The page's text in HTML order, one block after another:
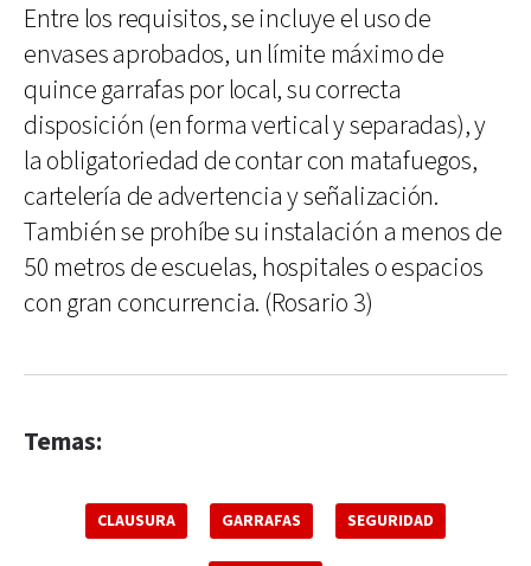
Entre los requisitos, se incluye el uso de
envases aprobados, un límite máximo de
quince garrafas por local, su correcta
disposición (en forma vertical y separadas), y
la obligatoriedad de contar con matafuegos,
cartelería de advertencia y señalización.
También se prohíbe su instalación a menos de
50 metros de escuelas, hospitales o espacios
con gran concurrencia. (Rosario 3)
Temas:
CLAUSURA GARRAFAS SEGURIDAD